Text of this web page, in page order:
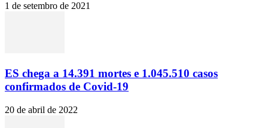
1 de setembro de 2021
ES chega a 14.391 mortes e 1.045.510 casos
confirmados de Covid-19
20 de abril de 2022